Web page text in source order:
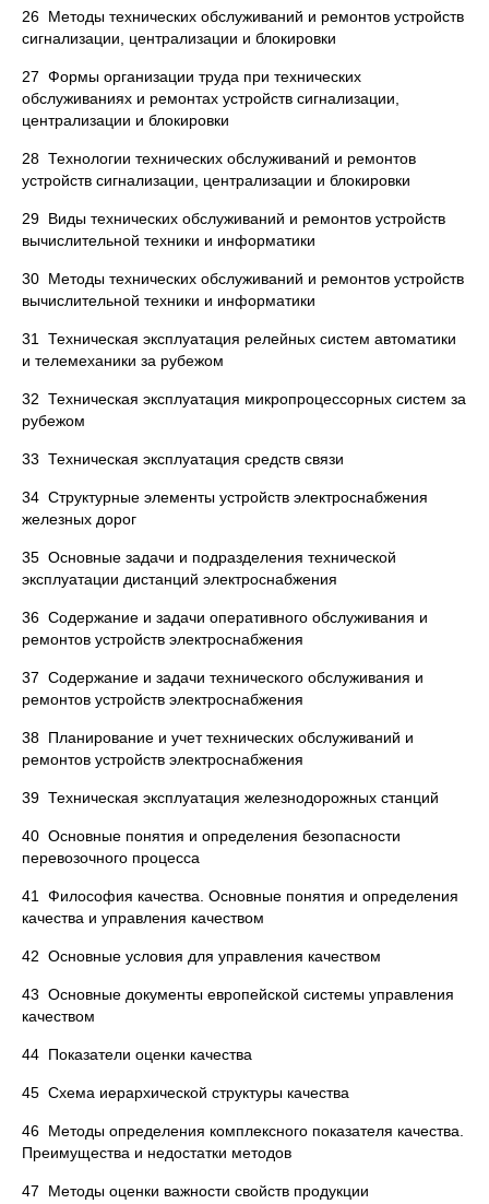
26 Методы технических обслуживаний и ремонтов устройств
сигнализации, централизации и блокировки
27 Формы организации труда при технических
обслуживаниях и ремонтах устройств сигнализации,
централизации и блокировки
28 Технологии технических обслуживаний и ремонтов
устройств сигнализации, централизации и блокировки
29 Виды технических обслуживаний и ремонтов устройств
вычислительной техники и информатики
30 Методы технических обслуживаний и ремонтов устройств
вычислительной техники и информатики
31 Техническая эксплуатация релейных систем автоматики
и телемеханики за рубежом
32 Техническая эксплуатация микропроцессорных систем за
рубежом
33 Техническая эксплуатация средств связи
34 Структурные элементы устройств электроснабжения
железных дорог
35 Основные задачи и подразделения технической
эксплуатации дистанций электроснабжения
36 Содержание и задачи оперативного обслуживания и
ремонтов устройств электроснабжения
37 Содержание и задачи технического обслуживания и
ремонтов устройств электроснабжения
38 Планирование и учет технических обслуживаний и
ремонтов устройств электроснабжения
39 Техническая эксплуатация железнодорожных станций
40 Основные понятия и определения безопасности
перевозочного процесса
41 Философия качества. Основные понятия и определения
качества и управления качеством
42 Основные условия для управления качеством
43 Основные документы европейской системы управления
качеством
44 Показатели оценки качества
45 Схема иерархической структуры качества
46 Методы определения комплексного показателя качества.
Преимущества и недостатки методов
47 Методы оценки важности свойств продукции